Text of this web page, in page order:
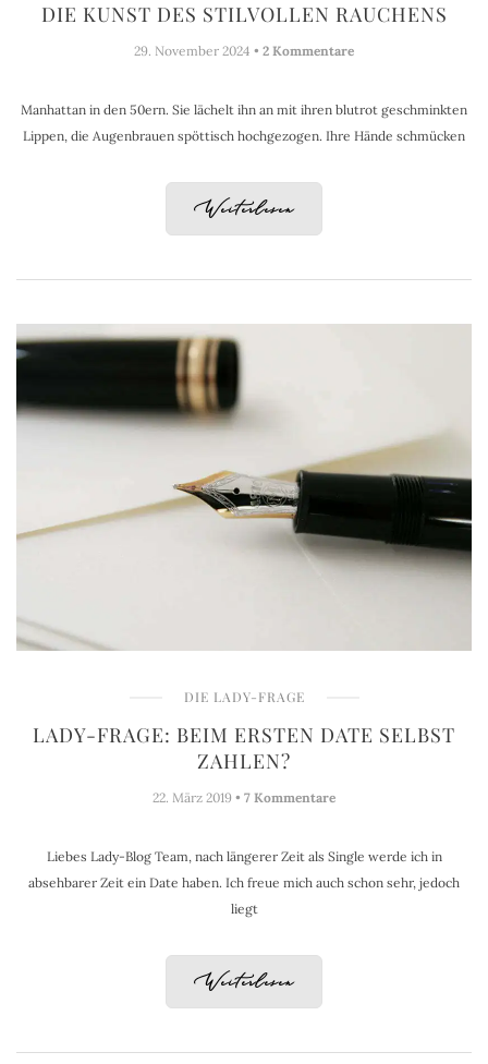
DIE KUNST DES STILVOLLEN RAUCHENS
29. November 2024 • 2 Kommentare
Manhattan in den 50ern. Sie lächelt ihn an mit ihren blutrot geschminkten
Lippen, die Augenbrauen spöttisch hochgezogen. Ihre Hände schmücken
Weiterlesen
DIE LADY-FRAGE
LADY-FRAGE: BEIM ERSTEN DATE SELBST
ZAHLEN?
22. März 2019 • 7 Kommentare
Liebes Lady-Blog Team, nach längerer Zeit als Single werde ich in
absehbarer Zeit ein Date haben. Ich freue mich auch schon sehr, jedoch
liegt
Weiterlesen